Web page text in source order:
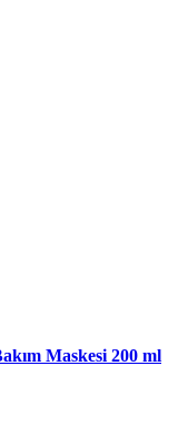
Maskesi 200 ml